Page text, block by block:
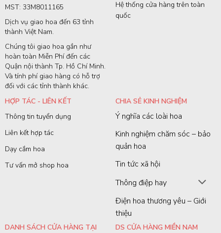
MST: 33M8011165
Dịch vụ giao hoa đến 63 tỉnh
thành Việt Nam.
Chúng tôi giao hoa gần như
hoàn toàn Miễn Phí đến các
Quận nội thành Tp. Hồ Chí Minh.
Và tính phí giao hàng có hỗ trợ
đối với các tỉnh thành khác.
Hệ thống cửa hàng trên toàn
quốc
HỢP TÁC - LIÊN KẾT
Thông tin tuyển dụng
Liên kết hợp tác
Dạy cắm hoa
Tư vấn mở shop hoa
CHIA SẺ KINH NGHIỆM
Ý nghĩa các loài hoa
Kinh nghiệm chăm sóc – bảo
quản hoa
Tin tức xã hội
Thông điệp hay
Điện hoa thương yêu – Giới
thiệu
DANH SÁCH CỬA HÀNG TẠI
DS CỬA HÀNG MIỀN NAM